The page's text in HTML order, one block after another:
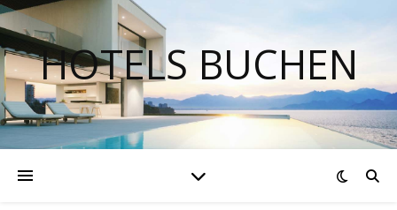
HOTELS BUCHEN